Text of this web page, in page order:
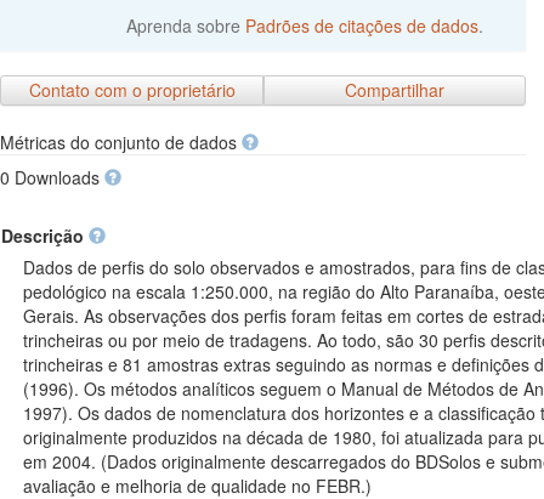
Aprenda sobre Padrões de citações de dados.
Contato com o proprietário Compartilhar
Métricas do conjunto de dados
0 Downloads
Descrição
Dados de perfis do solo observados e amostrados, para fins de
pedológico na escala 1:250.000, na região do Alto Paranaíba,
Gerais. As observações dos perfis foram feitas em cortes de
trincheiras ou por meio de tradagens. Ao todo, são 30 perfis
trincheiras e 81 amostras extras seguindo as normas e definições
(1996). Os métodos analíticos seguem o Manual de Métodos de
1997). Os dados de nomenclatura dos horizontes e a classificação
originalmente produzidos na década de 1980, foi atualizada para
em 2004. (Dados originalmente descarregados do BDSolos e
avaliação e melhoria de qualidade no FEBR.)